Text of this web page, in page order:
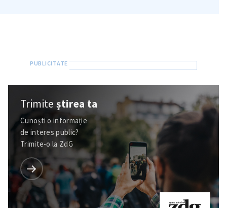
Trimiteștirea ta
Cunoști o informație
de interes public?
Trimite-o la ZdG